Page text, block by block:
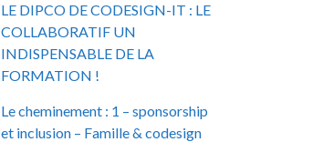
LE DIPCO DE CODESIGN-IT : LE
COLLABORATIF UN
INDISPENSABLE DE LA
FORMATION !
Le cheminement : 1 – sponsorship
et inclusion – Famille & codesign